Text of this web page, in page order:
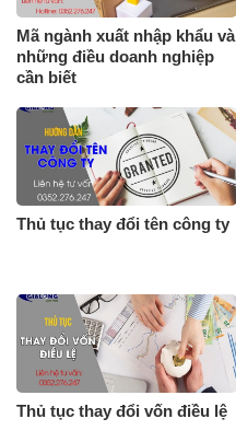
Mã ngành xuất nhập khẩu và
những điều doanh nghiệp
cần biết
Thủ tục thay đổi tên công ty
Thủ tục thay đổi vốn điều lệ